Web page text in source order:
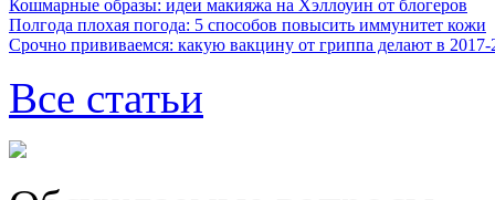
Кошмарные образы: идеи макияжа на Хэллоуин от блогеров
Полгода плохая погода: 5 способов повысить иммунитет кожи
Срочно прививаемся: какую вакцину от гриппа делают в 2017-
Все статьи